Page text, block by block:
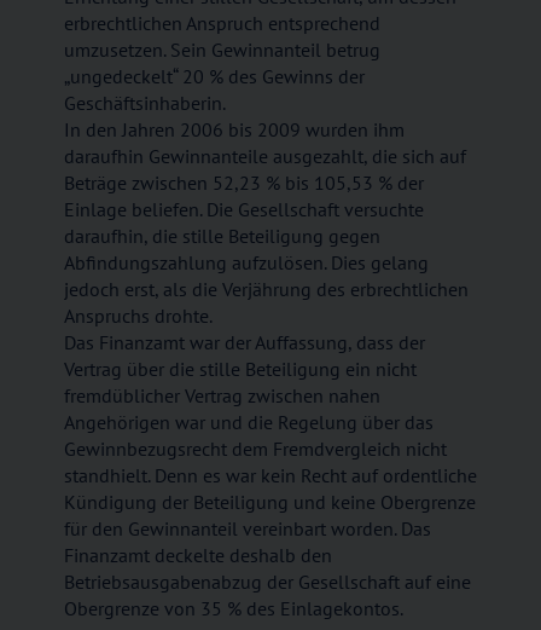
erbrechtlichen Anspruch entsprechend
umzusetzen. Sein Gewinnanteil betrug
„ungedeckelt“ 20 % des Gewinns der
Geschäftsinhaberin.
In den Jahren 2006 bis 2009 wurden ihm
daraufhin Gewinnanteile ausgezahlt, die sich auf
Beträge zwischen 52,23 % bis 105,53 % der
Einlage beliefen. Die Gesellschaft versuchte
daraufhin, die stille Beteiligung gegen
Abfindungszahlung aufzulösen. Dies gelang
jedoch erst, als die Verjährung des erbrechtlichen
Anspruchs drohte.
Das Finanzamt war der Auffassung, dass der
Vertrag über die stille Beteiligung ein nicht
fremdüblicher Vertrag zwischen nahen
Angehörigen war und die Regelung über das
Gewinnbezugsrecht dem Fremdvergleich nicht
standhielt. Denn es war kein Recht auf ordentliche
Kündigung der Beteiligung und keine Obergrenze
für den Gewinnanteil vereinbart worden. Das
Finanzamt deckelte deshalb den
Betriebsausgabenabzug der Gesellschaft auf eine
Obergrenze von 35 % des Einlagekontos.